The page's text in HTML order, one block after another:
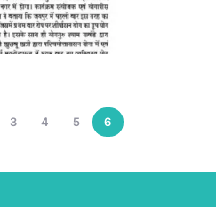
3 4 5 6